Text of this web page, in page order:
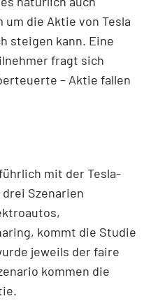
die Aktie von Tesla
steigen kann. Eine
fragt sich
– Aktie fallen
mit der Tesla-
Szenarien
kommt die Studie
jeweils der faire
kommen die